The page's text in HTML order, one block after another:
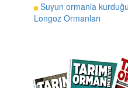
Suyun ormanla
Longoz Ormanları